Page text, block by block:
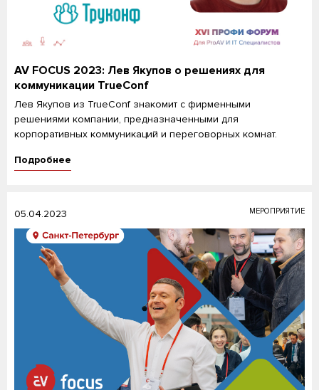
AV FOCUS 2023: Лев Якупов о решениях для
коммуникации TrueConf
Лев Якупов из TrueConf знакомит с фирменными
решениями компании, предназначенными для
корпоративных коммуникаций и переговорных комнат.
Подробнее
05.04.2023 МЕРОПРИЯТИЕ